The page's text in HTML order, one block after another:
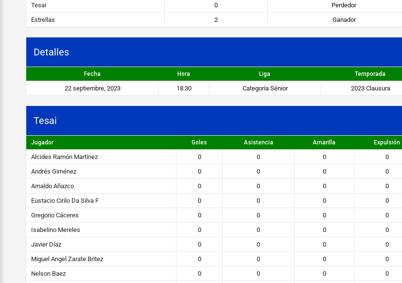
E
s
r
e
l
s
STEIBI
https://steibi.org.py/wp-
content/uploads/2019/04/STEIBI-
WEB-
2.png
Tesai 0
Perdedor
Estrellas
2 Ganador
Detalles
Fecha Hora Liga Temporada
22 septiembre, 2023 18:30 Categoría Sénior 2023 Clausura
Tesai
Jugador Goles Asistencia Amarilla Expulsión
Alcides Ramón Martínez 0 0 0
0
Andrés Giménez
0 0 0
0
Arnaldo Añazco
0 0 0
0
Eustacio Cirilo Da Silva F
0 0 0
0
Gregorio Cáceres
0 0 0
0
Isabelino Mereles
0 0 0
0
Javier Díaz
0 0 0
0
Miguel Angel Zarate Britez
0 0 0
0
Nelson Baez
0 0 0
0